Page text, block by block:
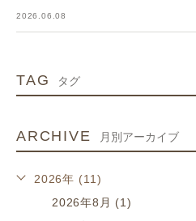
2026.06.08
TAG タグ
ARCHIVE 月別アーカイブ
2026年 (11)
2026年8月 (1)